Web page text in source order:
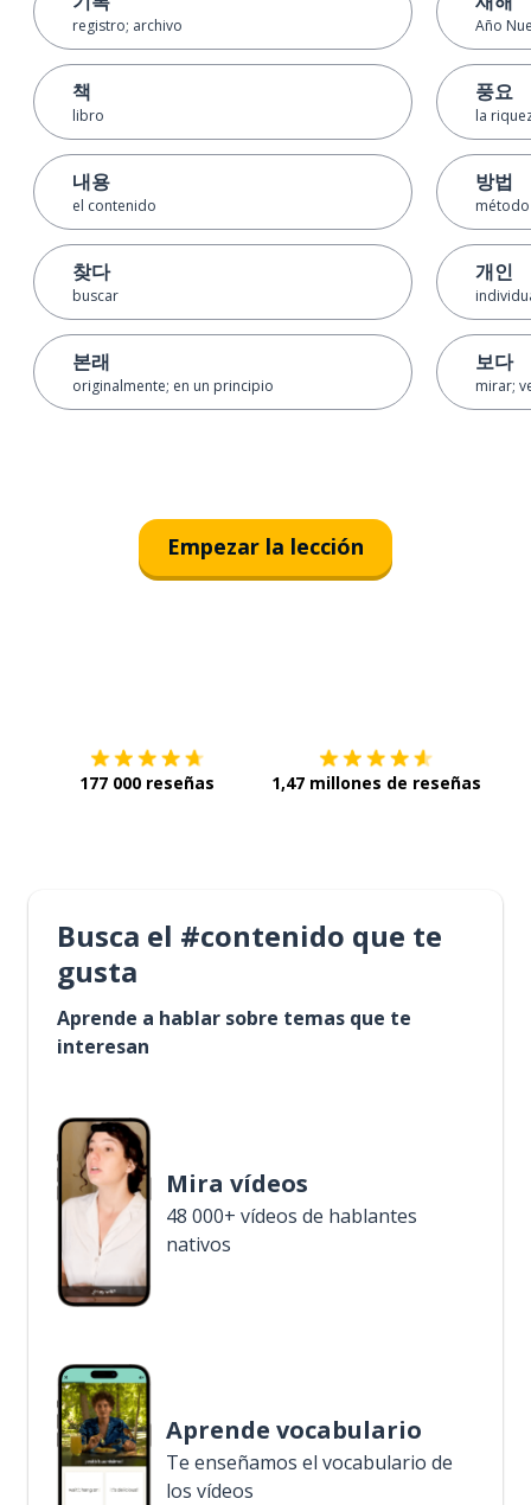
registro; archivo
책
libro
내용
el contenido
찾다
buscar
본래
originalmente; en un principio
Año
풍요
la
방법
método
개인
보다
mirar;
Empezar la lección
177 000 reseñas 1,47 millones de reseñas
Busca el #contenido que te
gusta
Aprende a hablar sobre temas que te
interesan
Mira vídeos
48 000+ vídeos de hablantes
nativos
Aprende vocabulario
Te enseñamos el vocabulario de
los vídeos